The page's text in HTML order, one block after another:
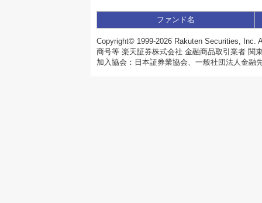
ファンド名
Copyright© 1999-2026 Rakuten Securities, Inc.
商号等 楽天証券株式会社 金融商品取引業者 関
加入協会：日本証券業協会、一般社団法人金融